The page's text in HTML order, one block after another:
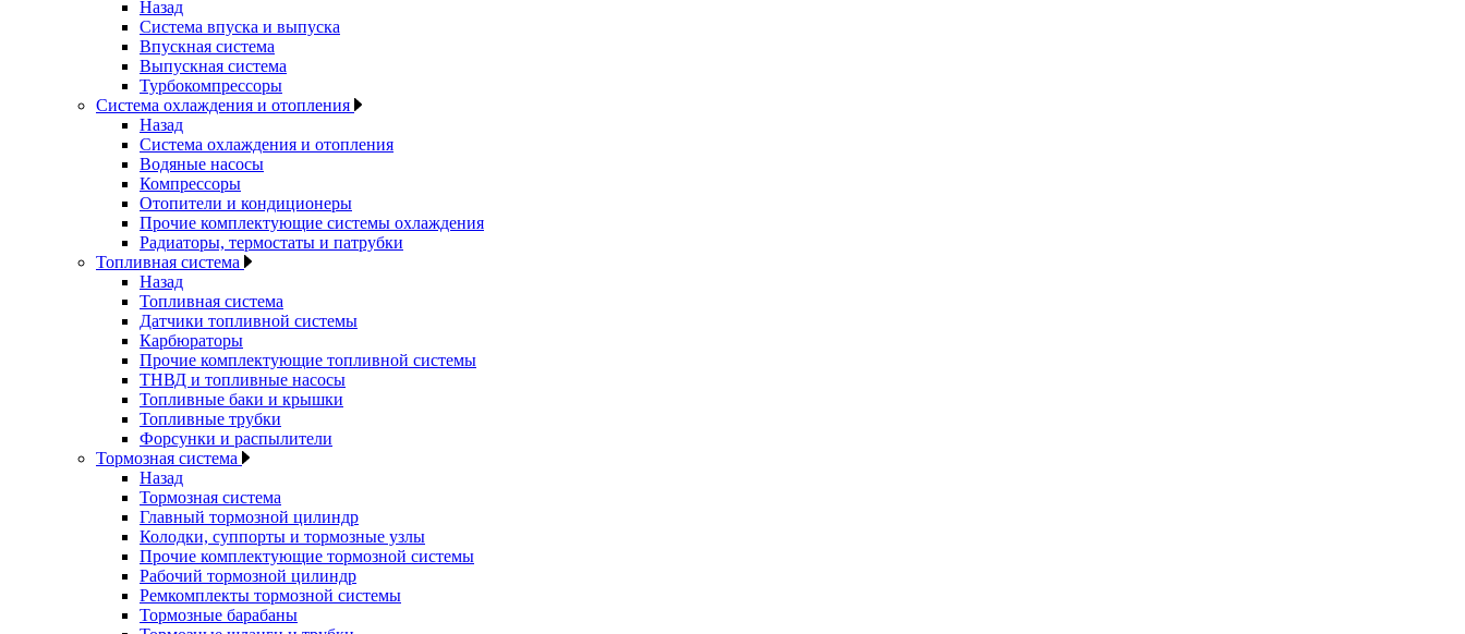
Назад
Система впуска и выпуска
Впускная система
Выпускная система
Турбокомпрессоры
Система охлаждения и отопления
Назад
Система охлаждения и отопления
Водяные насосы
Компрессоры
Отопители и кондиционеры
Прочие комплектующие системы охлаждения
Радиаторы, термостаты и патрубки
Топливная система
Назад
Топливная система
Датчики топливной системы
Карбюраторы
Прочие комплектующие топливной системы
ТНВД и топливные насосы
Топливные баки и крышки
Топливные трубки
Форсунки и распылители
Тормозная система
Назад
Тормозная система
Главный тормозной цилиндр
Колодки, суппорты и тормозные узлы
Прочие комплектующие тормозной системы
Рабочий тормозной цилиндр
Ремкомплекты тормозной системы
Тормозные барабаны